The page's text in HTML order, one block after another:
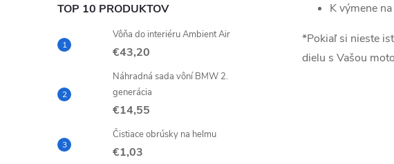
TOP 10 PRODUKTOV
Vôňa do interiéru Ambient Air
€43,20
Náhradná sada vôní BMW 2.
generácia
€14,55
Čistiace obrúsky na helmu
€1,03
K výmene
*Pokiaľ si nieste
dielu s Vašou